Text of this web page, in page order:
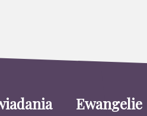
Ewangelie